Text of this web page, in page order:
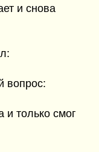
и снова
вопрос:
и только смог